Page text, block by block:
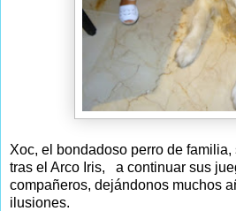
Xoc, el bondadoso perro de
tras el Arco Iris, a continuar sus
compañeros, dejándonos muchos
ilusiones.